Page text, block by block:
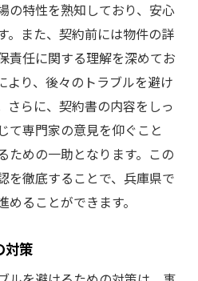
の特性を熟知しており、安心
。また、契約前には物件の詳
責任に関する理解を深めてお
より、後々のトラブルを避け
さらに、契約書の内容をしっ
て専門家の意見を仰ぐこと
ための一助となります。この
を徹底することで、兵庫県で
ることができます。
対策